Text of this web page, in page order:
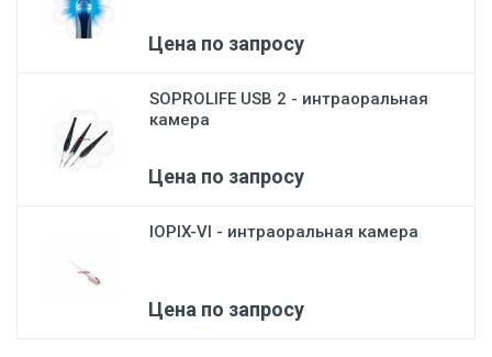
Цена по запросу
SOPROLIFE USB 2 - интраоральная
камера
Цена по запросу
IOPIX-VI - интраоральная камера
Цена по запросу